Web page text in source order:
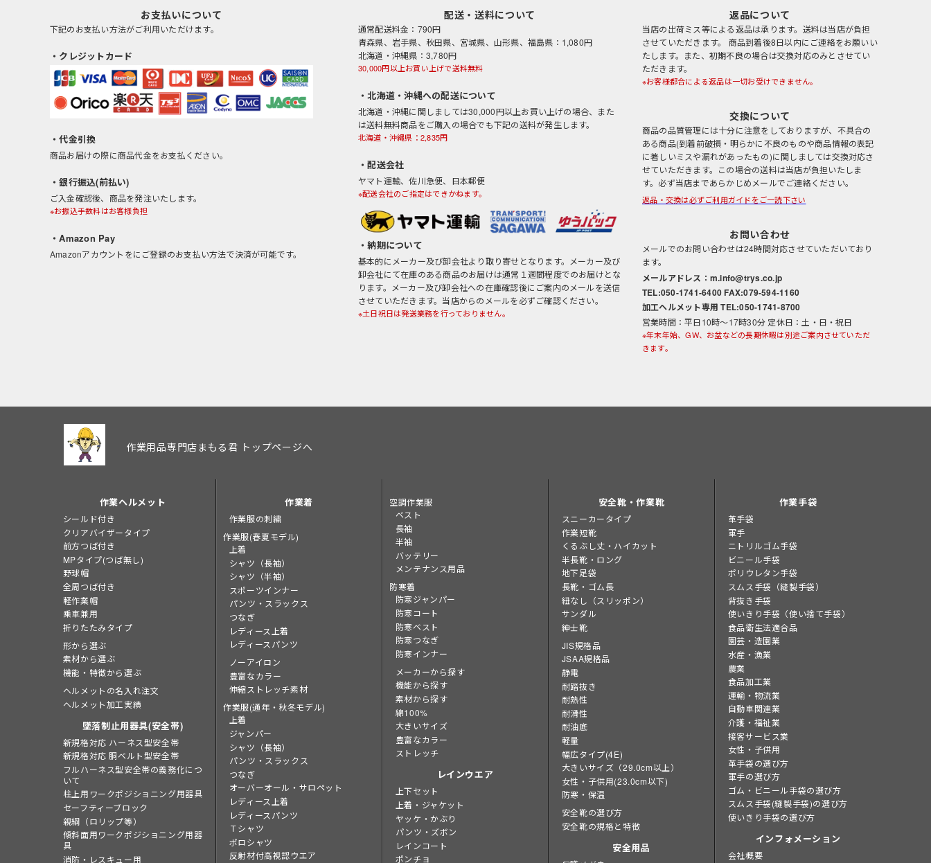
お支払いについて
下記のお支払い方法がご利用いただけます。
・クレジットカード
・代金引換
商品お届けの際に商品代金をお支払ください。
・銀行振込(前払い)
ご入金確認後、商品を発注いたします。
※お振込手数料はお客様負担
・Amazon Pay
Amazonアカウントをにご登録のお支払い方法で決済が可能です。
配送・送料について
通常配送料金：790円
青森県、岩手県、秋田県、宮城県、山形県、福島県：1,080円
北海道・沖縄県：3,780円
30,000円以上お買い上げで送料無料
・北海道・沖縄への配送について
北海道・沖縄に関しましては30,000円以上お買い上げの場合、また
は送料無料商品をご購入の場合でも下記の送料が発生します。
北海道・沖縄県：2,835円
・配送会社
ヤマト運輸、佐川急便、日本郵便
※配送会社のご指定はできかねます。
・納期について
基本的にメーカー及び卸会社より取り寄せとなります。メーカー及び
卸会社にて在庫のある商品のお届けは通常１週間程度でのお届けとな
ります。メーカー及び卸会社への在庫確認後にご案内のメールを送信
させていただきます。当店からのメールを必ずご確認ください。
※土日祝日は発送業務を行っておりません。
返品について
当店の出荷ミス等による返品は承ります。送料は当店が負担
させていただきます。 商品到着後8日以内にご連絡をお願いい
たします。また、初期不良の場合は交換対応のみとさせてい
ただきます。
※お客様都合による返品は一切お受けできません。
交換について
商品の品質管理には十分に注意をしておりますが、不具合の
ある商品(到着前破損・明らかに不良のものや商品情報の表記
に著しいミスや漏れがあったもの)に関しましては交換対応さ
せていただきます。この場合の送料は当店が負担いたしま
す。必ず当店まであらかじめメールでご連絡ください。
返品・交換は必ずご利用ガイドをご一読下さい
お問い合わせ
メールでのお問い合わせは24時間対応させていただいており
ます。
メールアドレス：m.info@trys.co.jp
TEL:050-1741-6400 FAX:079-594-1160
加工ヘルメット専用 TEL:050-1741-8700
営業時間：平日10時～17時30分 定休日：土・日・祝日
※年末年始、GW、お盆などの長期休暇は別途ご案内させていただ
きます。
作業用品専門店まもる君 トップページへ
作業ヘルメット
シールド付き
クリアバイザータイプ
前方つば付き
MPタイプ(つば無し)
野球帽
全周つば付き
軽作業帽
乗車兼用
折りたたみタイプ
形から選ぶ
素材から選ぶ
機能・特徴から選ぶ
ヘルメットの名入れ注文
ヘルメット加工実績
墜落制止用器具(安全帯)
新規格対応 ハーネス型安全帯
新規格対応 胴ベルト型安全帯
フルハーネス型安全帯の義務化につ
いて
柱上用ワークポジショニング用器具
セーフティーブロック
親綱（ロリップ等）
傾斜面用ワークポジショニング用器
具
消防・レスキュー用
作業着
作業服の刺繍
作業服(春夏モデル)
上着
シャツ（長袖）
シャツ（半袖）
スポーツインナー
パンツ・スラックス
つなぎ
レディース上着
レディースパンツ
ノーアイロン
豊富なカラー
伸縮ストレッチ素材
作業服(通年・秋冬モデル)
上着
ジャンパー
シャツ（長袖）
パンツ・スラックス
つなぎ
オーバーオール・サロペット
レディース上着
レディースパンツ
Ｔシャツ
ポロシャツ
反射材付高視認ウエア
空調作業服
ベスト
長袖
半袖
バッテリー
メンテナンス用品
防寒着
防寒ジャンパー
防寒コート
防寒ベスト
防寒つなぎ
防寒インナー
メーカーから探す
機能から探す
素材から探す
綿100%
大きいサイズ
豊富なカラー
ストレッチ
レインウエア
上下セット
上着・ジャケット
ヤッケ・かぶり
パンツ・ズボン
レインコート
ポンチョ
安全靴・作業靴
スニーカータイプ
作業短靴
くるぶし丈・ハイカット
半長靴・ロング
地下足袋
長靴・ゴム長
紐なし（スリッポン）
サンダル
紳士靴
JIS規格品
JSAA規格品
静電
耐踏抜き
耐熱性
耐滑性
耐油底
軽量
幅広タイプ(4E)
大きいサイズ（29.0cm以上）
女性・子供用(23.0cm以下)
防寒・保温
安全靴の選び方
安全靴の規格と特徴
安全用品
作業手袋
革手袋
軍手
ニトリルゴム手袋
ビニール手袋
ポリウレタン手袋
スムス手袋（縫製手袋）
背抜き手袋
使いきり手袋（使い捨て手袋）
食品衛生法適合品
園芸・造園業
水産・漁業
農業
食品加工業
運輸・物流業
自動車関連業
介護・福祉業
接客サービス業
女性・子供用
革手袋の選び方
軍手の選び方
ゴム・ビニール手袋の選び方
スムス手袋(縫製手袋)の選び方
使いきり手袋の選び方
インフォメーション
会社概要